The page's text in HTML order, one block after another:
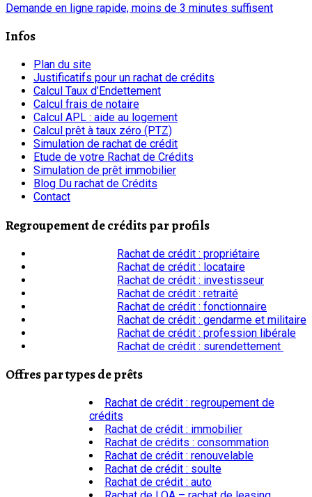
Demande en ligne rapide, moins de 3 minutes suffisent
Infos
Plan du site
Justificatifs pour un rachat de crédits
Calcul Taux d’Endettement
Calcul frais de notaire
Calcul APL : aide au logement
Calcul prêt à taux zéro (PTZ)
Simulation de rachat de crédit
Etude de votre Rachat de Crédits
Simulation de prêt immobilier
Blog Du rachat de Crédits
Contact
Regroupement de crédits par profils
Rachat de crédit : propriétaire
Rachat de crédit : locataire
Rachat de crédit : investisseur
Rachat de crédit : retraité
Rachat de crédit : fonctionnaire
Rachat de crédit : gendarme et militaire
Rachat de crédit : profession libérale
Rachat de crédit : surendettement
Offres par types de prêts
Rachat de crédit : regroupement de
crédits
Rachat de crédit : immobilier
Rachat de crédits : consommation
Rachat de crédit : renouvelable
Rachat de crédit : soulte
Rachat de crédit : auto